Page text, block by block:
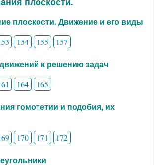
плоскости. Движение и его виды
154 155 157
к решению задач
164 165
гомотетии и подобия, их
170 171 172